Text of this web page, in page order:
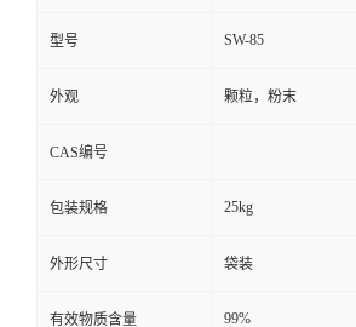
型号 SW-85
外观 颗粒，粉末
CAS编号
包装规格 25kg
外形尺寸 袋装
有效物质含量 99%